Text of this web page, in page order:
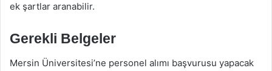
ek şartlar aranabilir.
Gerekli Belgeler
Mersin Üniversitesi’ne personel alımı başvurusu yapacak